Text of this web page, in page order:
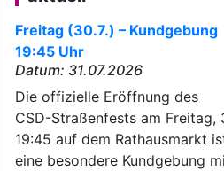
Freitag (30.7.) – Kundgebung
19:45 Uhr
Datum: 31.07.2026
Die offizielle Eröffnung des
CSD-Straßenfests am Freitag,
19:45 auf dem Rathausmarkt
eine besondere Kundgebung